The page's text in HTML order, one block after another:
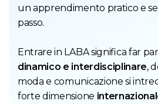
un apprendimento pratico e
passo.
Entrare in LABA significa far
dinamico e interdisciplinare,
moda e comunicazione si
forte dimensione